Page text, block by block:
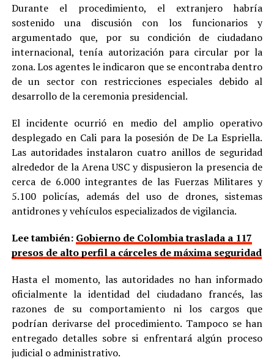
Durante el procedimiento, el extranjero habría
sostenido una discusión con los funcionarios y
argumentado que, por su condición de ciudadano
internacional, tenía autorización para circular por la
zona. Los agentes le indicaron que se encontraba dentro
de un sector con restricciones especiales debido al
desarrollo de la ceremonia presidencial.
El incidente ocurrió en medio del amplio operativo
desplegado en Cali para la posesión de De La Espriella.
Las autoridades instalaron cuatro anillos de seguridad
alrededor de la Arena USC y dispusieron la presencia de
cerca de 6.000 integrantes de las Fuerzas Militares y
5.100 policías, además del uso de drones, sistemas
antidrones y vehículos especializados de vigilancia.
Lee también: Gobierno de Colombia traslada a 117
presos de alto perfil a cárceles de máxima seguridad
Hasta el momento, las autoridades no han informado
oficialmente la identidad del ciudadano francés, las
razones de su comportamiento ni los cargos que
podrían derivarse del procedimiento. Tampoco se han
entregado detalles sobre si enfrentará algún proceso
judicial o administrativo.